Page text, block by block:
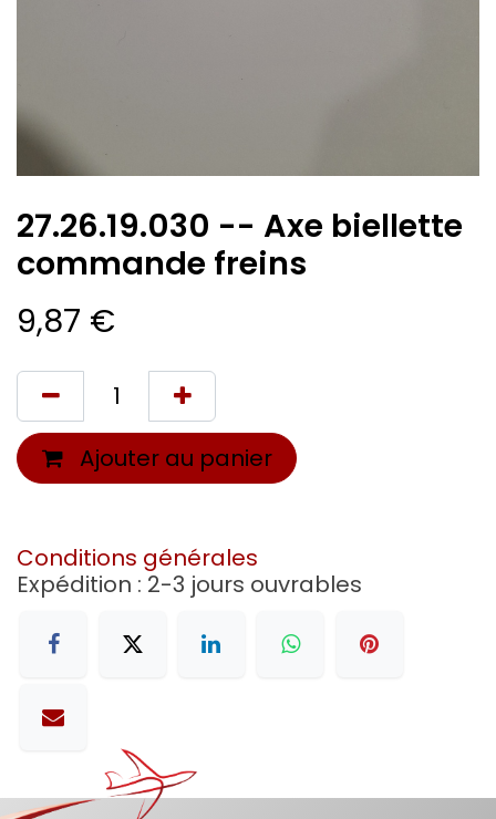
27.26.19.030 -- Axe biellette
commande freins
9,87 €
Ajouter au panier
Conditions générales
Expédition : 2-3 jours ouvrables